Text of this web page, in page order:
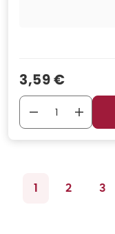
Verkaufspreis
3,59 €
1 2 3